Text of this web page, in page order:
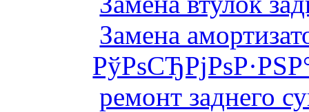
Замена
ремонт заднего